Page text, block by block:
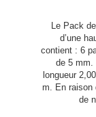
Le Pack
d’une
contient : 6
de 5 mm.
longueur
m. En raison
de